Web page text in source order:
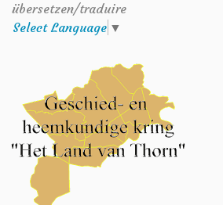
übersetzen/traduire
Select Language ▼